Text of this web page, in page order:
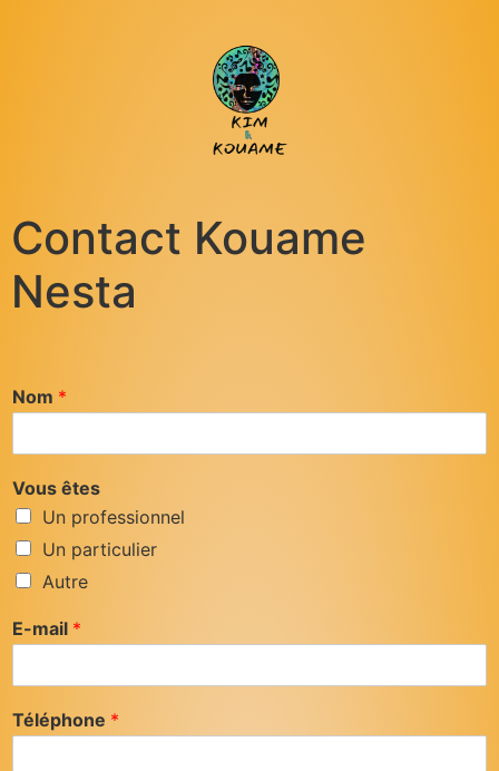
Contact Kouame
Nesta
Nom *
Vous êtes
Un professionnel
Un particulier
Autre
E-mail *
Téléphone *